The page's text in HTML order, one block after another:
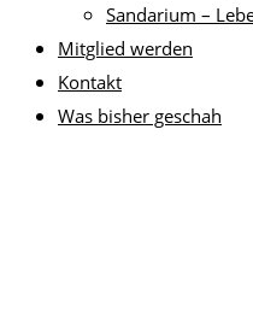
Sandarium –
Mitglied werden
Kontakt
Was bisher geschah